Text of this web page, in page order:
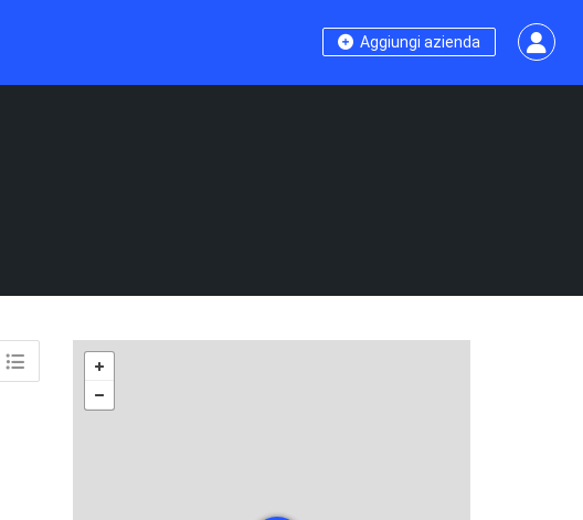
Aggiungi azienda